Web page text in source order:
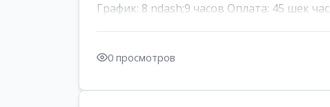
График: 8 ndash;9 часов Оплата: 45 шек час
0 просмотров